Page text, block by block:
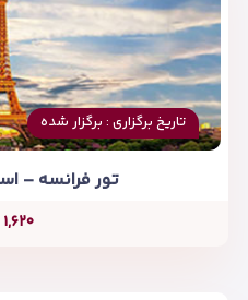
تاریخ برگزاری : برگزار شده
تور فرانسه –
۱,۶۲۰